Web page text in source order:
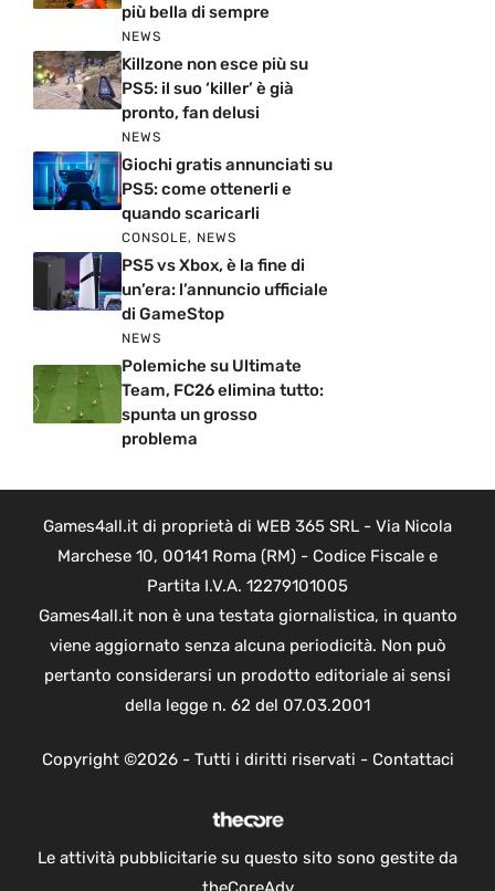
più bella di sempre
NEWS
Killzone non esce più su
PS5: il suo ‘killer’ è già
pronto, fan delusi
NEWS
Giochi gratis annunciati su
PS5: come ottenerli e
quando scaricarli
CONSOLE, NEWS
PS5 vs Xbox, è la fine di
un’era: l’annuncio ufficiale
di GameStop
NEWS
Polemiche su Ultimate
Team, FC26 elimina tutto:
spunta un grosso
problema
Games4all.it di proprietà di WEB 365 SRL - Via Nicola
Marchese 10, 00141 Roma (RM) - Codice Fiscale e
Partita I.V.A. 12279101005
Games4all.it non è una testata giornalistica, in quanto
viene aggiornato senza alcuna periodicità. Non può
pertanto considerarsi un prodotto editoriale ai sensi
della legge n. 62 del 07.03.2001
Copyright ©2026 - Tutti i diritti riservati - Contattaci
Le attività pubblicitarie su questo sito sono gestite da